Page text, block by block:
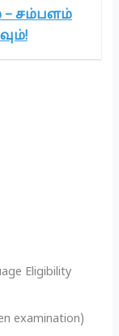
– சம்பளம்
Eligibility
examination)